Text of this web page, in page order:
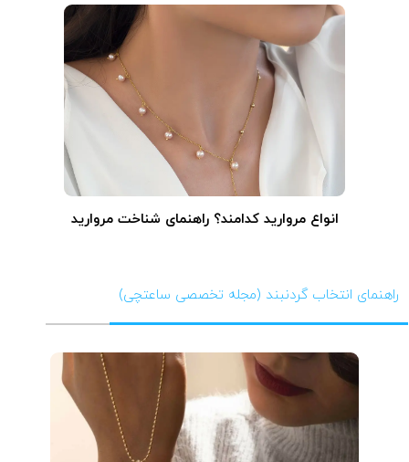
انواع مروارید کدامند؟ راهنمای شناخت مروارید
راهنمای انتخاب گردنبند (مجله تخصصی ساعتچی)